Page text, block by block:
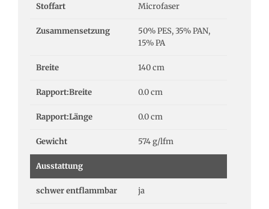
Stoffart Microfaser
Zusammensetzung
50% PES, 35% PAN,
15% PA
Breite 140 cm
Rapport:Breite 0.0 cm
Rapport:Länge 0.0 cm
Gewicht 574 g/lfm
Ausstattung
schwer entflammbar ja